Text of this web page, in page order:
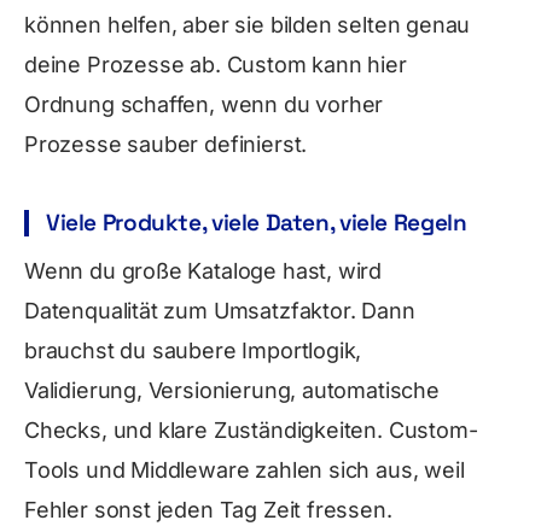
können helfen, aber sie bilden selten genau
deine Prozesse ab. Custom kann hier
Ordnung schaffen, wenn du vorher
Prozesse sauber definierst.
Viele Produkte, viele Daten, viele Regeln
Wenn du große Kataloge hast, wird
Datenqualität zum Umsatzfaktor. Dann
brauchst du saubere Importlogik,
Validierung, Versionierung, automatische
Checks, und klare Zuständigkeiten. Custom-
Tools und Middleware zahlen sich aus, weil
Fehler sonst jeden Tag Zeit fressen.